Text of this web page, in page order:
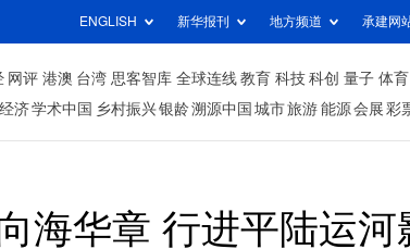
ENGLISH 新华报刊 地方频道 承建网
网评 港澳 台湾 思客智库 全球连线 教育 科技 科创 量子 体育
济学术中国 乡村振兴银龄溯源中国 城市旅游 能源 会展 彩
海华章 行进平陆运河